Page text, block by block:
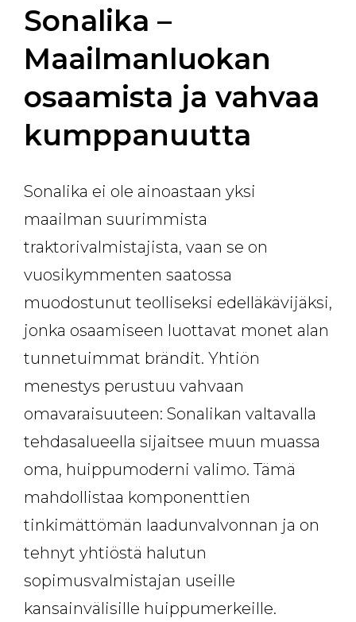
Sonalika –
Maailmanluokan
osaamista ja vahvaa
kumppanuutta
Sonalika ei ole ainoastaan yksi
maailman suurimmista
traktorivalmistajista, vaan se on
vuosikymmenten saatossa
muodostunut teolliseksi edelläkävijäksi,
jonka osaamiseen luottavat monet alan
tunnetuimmat brändit. Yhtiön
menestys perustuu vahvaan
omavaraisuuteen: Sonalikan valtavalla
tehdasalueella sijaitsee muun muassa
oma, huippumoderni valimo. Tämä
mahdollistaa komponenttien
tinkimättömän laadunvalvonnan ja on
tehnyt yhtiöstä halutun
sopimusvalmistajan useille
kansainvälisille huippumerkeille.